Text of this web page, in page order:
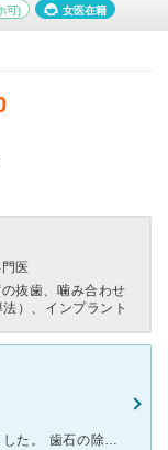
可) 女医在籍
医
抜歯、噛み合わせ
）、インプラント
家が近所と言うこともありこちらに通っていました。 歯石の除去をお願いしていました。 歯科助手さんが大変不慣れで、痛い思いをいつもしていました。家から近いと言うこともあってこちらにずっと通っていまし